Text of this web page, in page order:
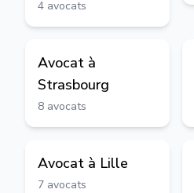
4 avocats
Avocat à
Strasbourg
8 avocats
Avocat à Lille
7 avocats